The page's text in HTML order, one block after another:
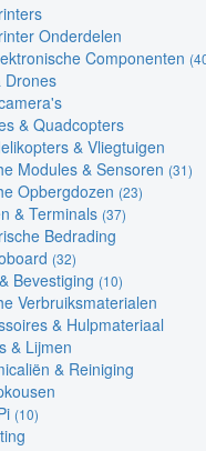
Onderdelen
Componenten
Drones
& Quadcopters
& Vliegtuigen
Modules & Sensoren (31)
Opbergdozen (23)
& Terminals (37)
Bedrading
(32)
Bevestiging (10)
Verbruiksmaterialen
& Hulpmateriaal
& Lijmen
& Reiniging
(10)